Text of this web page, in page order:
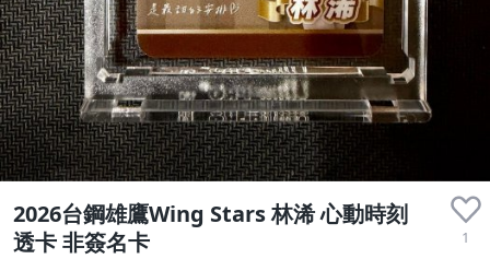
2026台鋼雄鷹Wing Stars 林浠 心動時刻
透卡 非簽名卡
1